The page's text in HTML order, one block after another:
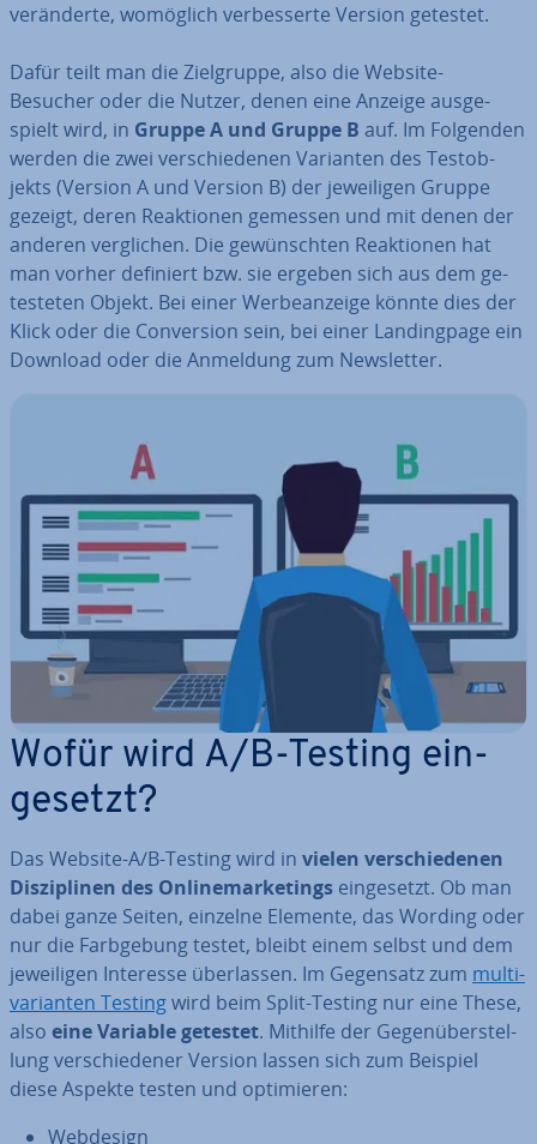
ver­än­der­te, womöglich ver­bes­ser­te Version getestet.
Dafür teilt man die Ziel­grup­pe, also die Website-
Besucher oder die Nutzer, denen eine Anzeige aus­ge­
spielt wird, in Gruppe A und Gruppe B auf. Im Folgenden
werden die zwei ver­schie­de­nen Varianten des Test­ob­
jekts (Version A und Version B) der je­wei­li­gen Gruppe
gezeigt, deren Re­ak­tio­nen gemessen und mit denen der
anderen ver­gli­chen. Die ge­wünsch­ten Re­ak­tio­nen hat
man vorher definiert bzw. sie ergeben sich aus dem ge­
tes­te­ten Objekt. Bei einer Wer­be­an­zei­ge könnte dies der
Klick oder die Con­ver­si­on sein, bei einer Landing­pa­ge ein
Download oder die Anmeldung zum News­let­ter.
Wofür wird A/B-Testing ein­
ge­setzt?
Das Website-A/B-Testing wird in vielen ver­schie­de­nen
Dis­zi­pli­nen des On­line­mar­ke­tings ein­ge­setzt. Ob man
dabei ganze Seiten, einzelne Elemente, das Wording oder
nur die Farb­ge­bung testet, bleibt einem selbst und dem
je­wei­li­gen Interesse über­las­sen. Im Gegensatz zum mul­ti­
va­ri­an­ten Testingwird beim Split-Testing nur eine These,
also eine Variable getestet. Mithilfe der Ge­gen­über­stel­
lung ver­schie­de­ner Version lassen sich zum Beispiel
diese Aspekte testen und op­ti­mie­ren:
Webdesign